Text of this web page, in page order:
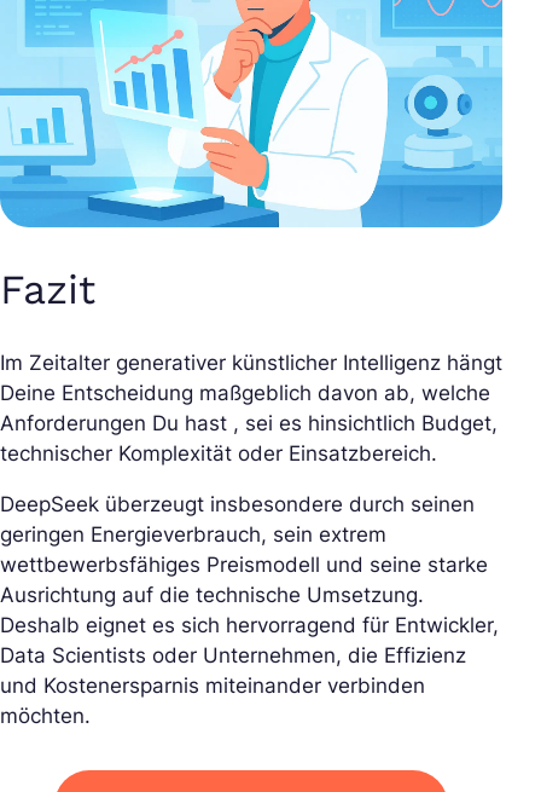
Fazit
Im Zeitalter generativer künstlicher Intelligenz hängt
Deine Entscheidung maßgeblich davon ab, welche
Anforderungen Du hast , sei es hinsichtlich Budget,
technischer Komplexität oder Einsatzbereich.
DeepSeek überzeugt insbesondere durch seinen
geringen Energieverbrauch, sein extrem
wettbewerbsfähiges Preismodell und seine starke
Ausrichtung auf die technische Umsetzung.
Deshalb eignet es sich hervorragend für Entwickler,
Data Scientists oder Unternehmen, die Effizienz
und Kostenersparnis miteinander verbinden
möchten.